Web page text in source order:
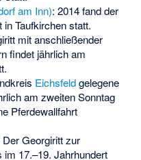
am Inn): 2014 fand der
Taufkirchen statt.
mit anschließender
findet jährlich am
Eichsfeldgelegene
am zweiten Sonntag
Pferdewallfahrt
Der Georgiritt zur
im 17.–19. Jahrhundert